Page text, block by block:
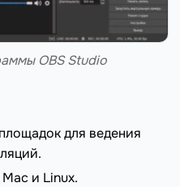
OBS Studio
для ведения
и Linux.